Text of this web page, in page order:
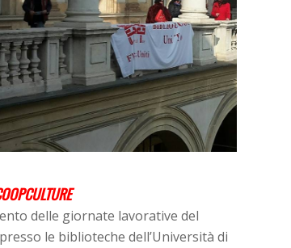
delle giornate lavorative del
le biblioteche dell’Università di